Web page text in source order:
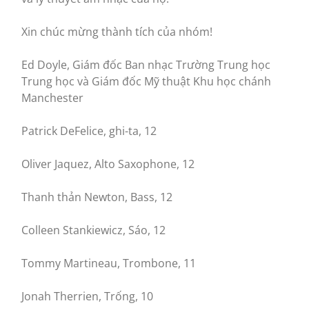
Xin chúc mừng thành tích của nhóm!
Ed Doyle, Giám đốc Ban nhạc Trường Trung học
Trung học và Giám đốc Mỹ thuật Khu học chánh
Manchester
Patrick DeFelice, ghi-ta, 12
Oliver Jaquez, Alto Saxophone, 12
Thanh thản Newton, Bass, 12
Colleen Stankiewicz, Sáo, 12
Tommy Martineau, Trombone, 11
Jonah Therrien, Trống, 10